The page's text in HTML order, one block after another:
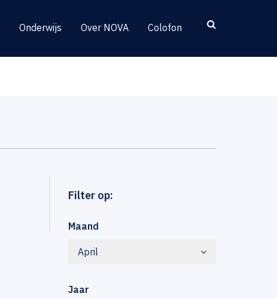
Onderwijs Over NOVA Colofon
Filter op:
Maand
April
Jaar